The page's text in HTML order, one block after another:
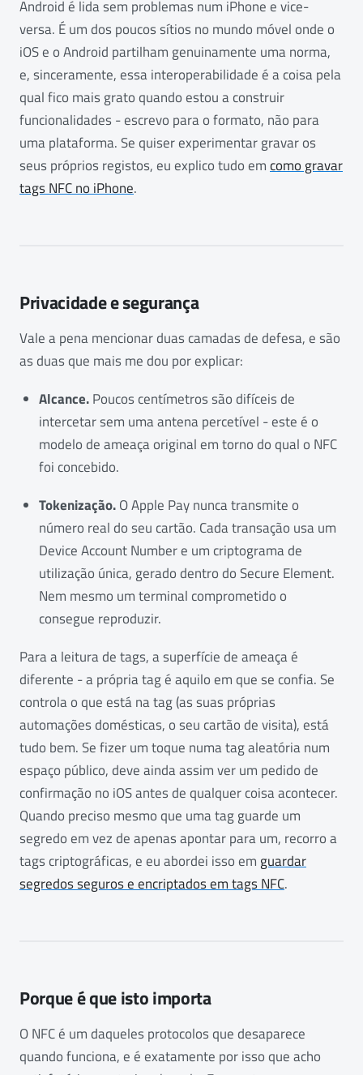
Android é lida sem problemas num iPhone e vice-
versa. É um dos poucos sítios no mundo móvel onde o
iOS e o Android partilham genuinamente uma norma,
e, sinceramente, essa interoperabilidade é a coisa pela
qual fico mais grato quando estou a construir
funcionalidades - escrevo para o formato, não para
uma plataforma. Se quiser experimentar gravar os
seus próprios registos, eu explico tudo emcomo gravar
tags NFC no iPhone.
Privacidade e segurança
Vale a pena mencionar duas camadas de defesa, e são
as duas que mais me dou por explicar:
Alcance.Poucos centímetros são difíceis de
intercetar sem uma antena percetível - este é o
modelo de ameaça original em torno do qual o NFC
foi concebido.
Tokenização.O Apple Pay nunca transmite o
número real do seu cartão. Cada transação usa um
Device Account Number e um criptograma de
utilização única, gerado dentro do Secure Element.
Nem mesmo um terminal comprometido o
consegue reproduzir.
Para a leitura de tags, a superfície de ameaça é
diferente - a própria tag é aquilo em que se confia. Se
controla o que está na tag (as suas próprias
automações domésticas, o seu cartão de visita), está
tudo bem. Se fizer um toque numa tag aleatória num
espaço público, deve ainda assim ver um pedido de
confirmação no iOS antes de qualquer coisa acontecer.
Quando preciso mesmo que uma tag guarde um
segredo em vez de apenas apontar para um, recorro a
tags criptográficas, e eu abordei isso em guardar
segredos seguros e encriptados em tags NFC.
Porque é que isto importa
O NFC é um daqueles protocolos que desaparece
quando funciona, e é exatamente por isso que acho